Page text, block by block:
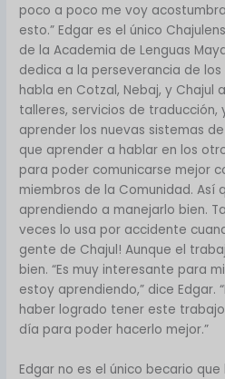
poco a poco me voy
esto.” Edgar es el único
de la Academia de Lenguas
dedica a la perseverancia de
habla en Cotzal, Nebaj, y Chajul
talleres, servicios de traducción,
aprender los nuevas sistemas
que aprender a hablar en los
para poder comunicarse mejor
miembros de la Comunidad. Así
aprendiendo a manejarlo bien.
veces lo usa por accidente
gente de Chajul! Aunque el
bien. “Es muy interesante para
estoy aprendiendo,” dice Edgar.
haber logrado tener este
día para poder hacerlo mejor.”
Edgar no es el único becario